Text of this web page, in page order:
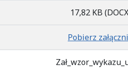
17,82 KB
Pobierz